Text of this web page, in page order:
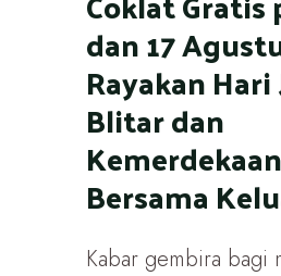
dan 17
Rayakan Hari
Blitar dan
Bersama
Kabar gembira bagi